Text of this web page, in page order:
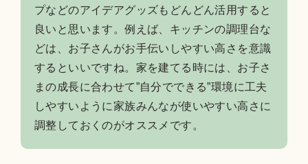
プなどのアイデアグッズもどんどん活用すると
良いと思います。例えば、キッチンの調理台な
どは、お子さんがお手伝いしやすい高さを意識
するといいですね。家を建てる時には、お子さ
まの成長に合わせて”自分でできる”環境に工夫
しやすいように家族みんなが使いやすい高さに
調整しておくのがオススメです。